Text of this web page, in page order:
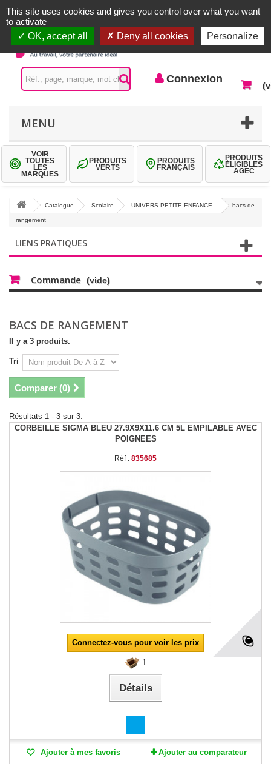
Contactez-nous
Connexion
MENU
VOIR
TOUTES
LES
MARQUES
PRODUITS
VERTS
PRODUITS
FRANÇAIS
PRODUITS
ÉLIGIBLES
AGEC
Catalogue Scolaire UNIVERS PETITE ENFANCE bacs de
rangement
LIENS PRATIQUES
Commande (vide)
BACS DE RANGEMENT
Il y a 3 produits.
Tri
Comparer (0)
Résultats 1 - 3 sur 3.
CORBEILLE SIGMA BLEU 27.9X9X11.6 CM 5L EMPILABLE AVEC
POIGNEES
Réf : 835685
Connectez-vous pour voir les prix
1
Détails
Ajouter à mes favoris Ajouter au comparateur
This site uses cookies and gives you control over what you want
to activate
OK, accept all
Deny all cookies Personalize